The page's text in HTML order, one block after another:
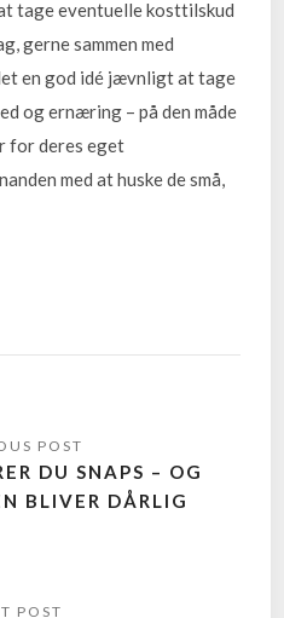
tage eventuelle kosttilskud
gerne sammen med
en god idé jævnligt at tage
og ernæring – på den måde
for deres eget
med at huske de små,
DU SNAPS – OG
BLIVER DÅRLIG